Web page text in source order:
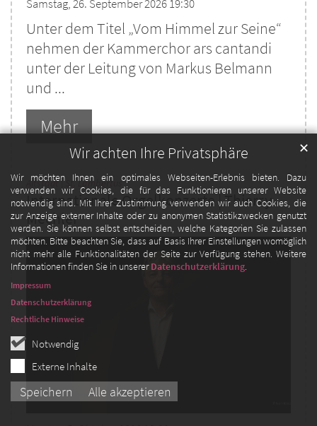
Wir achten Ihre Privatsphäre
Wir möchten Ihnen ein optimales Webseiten-Erlebnis bieten. Dazu
verwenden wir Cookies, die für das Funktionieren unserer Website
notwendig sind. Mit Ihrer Zustimmung verwenden wir auch Cookies, die
zur Anzeige externer Inhalte oder zu anonymen Statistikzwecken genutzt
werden. Sie können selbst entscheiden, welche Kategorien Sie zulassen
möchten. Bitte beachten Sie, dass auf Basis Ihrer Einstellungen womöglich
nicht mehr alle Funktionalitäten der Seite zur Verfügung stehen. Weitere
Informationen finden Sie in unsererDatenschutzerklärung.
Notwendig
Externe Inhalte
Speichern Alle akzeptieren
✕
Impressum
Datenschutzerklärung
Rechtliche Hinweise
Samstag, 26. September 2026 19:30
Unter dem Titel „Vom Himmel zur Seine“
nehmen der Kammerchor ars cantandi
unter der Leitung von Markus Belmann
und ...
Mehr
Altstadt | St. Lambertus:
Internationale Orgelkonzerte | Thierry
Mechler